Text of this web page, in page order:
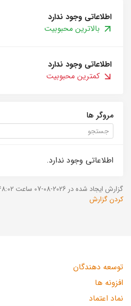
اطلاعاتی وجود ندارد
بالاترین محبوبیت
اطلاعاتی وجود ندارد
کمترین محبوبیت
مروگر ها
اطلاعاتی وجود ندارد.
گزارش ایجاد شده در 2026-08-07 ساعت 06:48:02 (UTC +03:30).
کردن گزارش
توسعه دهندگان
افزونه ها
نماد اعتماد